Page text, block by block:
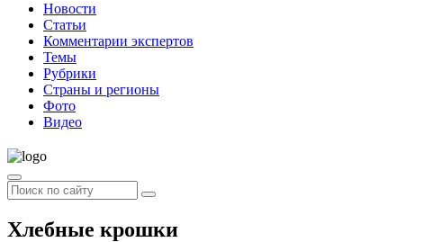
Новости
Статьи
Комментарии экспертов
Темы
Рубрики
Страны и регионы
Фото
Видео
Хлебные крошки